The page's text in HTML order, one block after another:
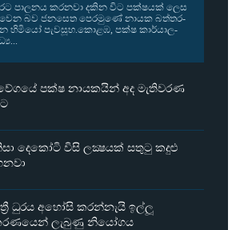
පාල­නය කර­නවා දකින විට පක්ෂ­යක් ලෙස
වෙන බව ජන­සෙත පෙර­මුණේ නායක බත්ත­ර­
හිමියෝ පැව­සූහ.කොළඹ, පක්ෂ කාර්යා­ල­
පක්ෂ නායකයින් අද මැතිවරණ
දෙකෝටි විසි ලක්‍ෂයක් සතුටු කදුළු
ධුරය අහෝසි කරන්නැයි ඉල්ලූ
ලැබුණු නියෝගය